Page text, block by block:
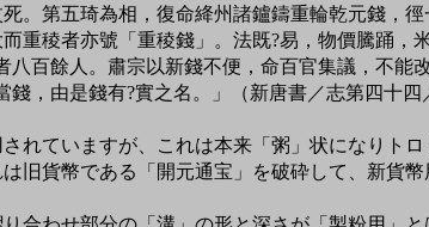
。第五琦為相，復命絳州諸鑪鑄重輪乾元錢，
重稜者亦號「重稜錢」。法既?易，物價騰踊
八百餘人。肅宗以新錢不便，命百官集議，不
，由是錢有?實之名。」（新唐書／志第四十四
れていますが、これは本来「粥」状になりト
旧貨幣である「開元通宝」を破砕して、新貨